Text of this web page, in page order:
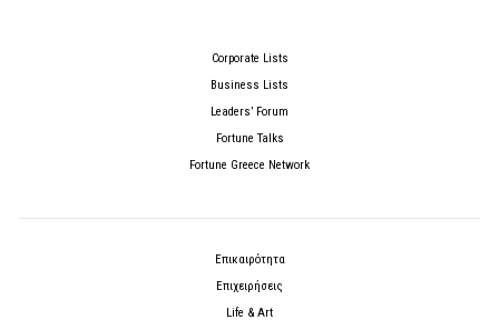
Corporate Lists
Business Lists
Leaders’ Forum
Fortune Talks
Fortune Greece Network
Επικαιρότητα
Επιχειρήσεις
Life & Art